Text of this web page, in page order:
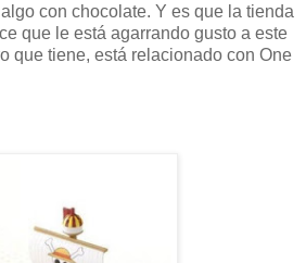
con chocolate. Y es que la tienda
que le está agarrando gusto a este
que tiene, está relacionado con One